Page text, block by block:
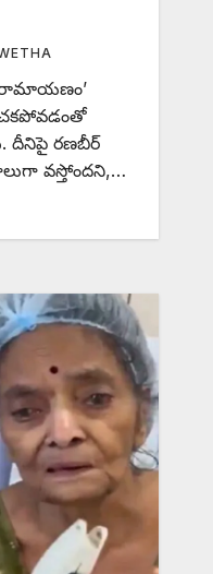
‘రామాయణం’
దీనిపై రణబీర్
వస్తోందని,…